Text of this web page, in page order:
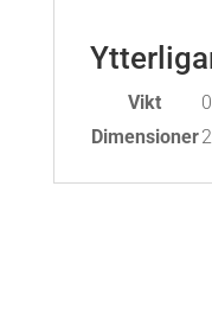
Vikt
Dimensioner